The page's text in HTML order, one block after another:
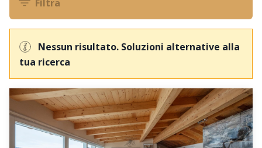
Filtra
Nessun risultato. Soluzioni alternative alla
tua ricerca